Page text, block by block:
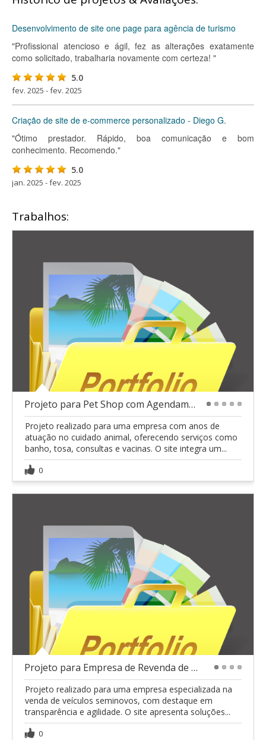
Desenvolvimento de site one page para agência de turismo
"Profissional atencioso e ágil, fez as alterações exatamente
como solicitado, trabalharia novamente com certeza! "
5.0
fev. 2025 - fev. 2025
Criação de site de e-commerce personalizado - Diego G.
"Ótimo prestador. Rápido, boa comunicação e bom
conhecimento. Recomendo."
5.0
jan. 2025 - fev. 2025
Trabalhos:
Projeto para Pet Shop com Agendamento de Serviços
Projeto realizado para uma empresa com anos de
atuação no cuidado animal, oferecendo serviços como
banho, tosa, consultas e vacinas. O site integra um...
0
Projeto para Empresa de Revenda de Veículos
Projeto realizado para uma empresa especializada na
venda de veículos seminovos, com destaque em
transparência e agilidade. O site apresenta soluções...
0